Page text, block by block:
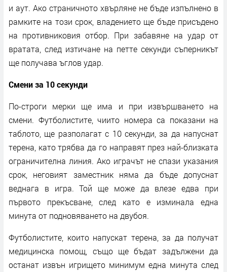
и аут. Ако страничното хвърляне не бъде изпълнено в
рамките на този срок, владението ще бъде присъдено
на противниковия отбор. При забавяне на удар от
вратата, след изтичане на петте секунди съперникът
ще получава ъглов удар.
Смени за 10 секунди
По-строги мерки ще има и при извършването на
смени. Футболистите, чиито номера са показани на
таблото, ще разполагат с 10 секунди, за да напуснат
терена, като трябва да го направят през най-близката
ограничителна линия. Ако играчът не спази указания
срок, неговият заместник няма да бъде допуснат
веднага в игра. Той ще може да влезе едва при
първото прекъсване, след като е изминала една
минута от подновяването на двубоя.
Футболистите, които напускат терена, за да получат
медицинска помощ, също ще бъдат задължени да
останат извън игрището минимум една минута след